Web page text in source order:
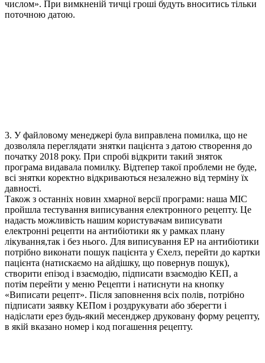
числом». При вимкненій тичці гроші будуть вноситись тільки
поточною датою.
3. У файловому менеджері була виправлена помилка, що не
дозволяла переглядати знятки пацієнта з датою створення до
початку 2018 року. При спробі відкрити такий зняток
програма видавала помилку. Відтепер такої проблеми не буде,
всі знятки коректно відкриваються незалежно від терміну їх
давності.
Також з останніх новин хмарної версії програми: наша МІС
пройшла тестування виписування електронного рецепту. Це
надасть можливість нашим користувачам виписувати
електронні рецепти на антибіотики як у рамках плану
лікування,так і без нього. Для виписування ЕР на антибіотики
потрібно виконати пошук пацієнта у Єхелз, перейти до картки
пацієнта (натискаємо на айдішку, що повернув пошук),
створити епізод і взаємодію, підписати взаємодію КЕП, а
потім перейти у меню Рецепти і натиснути на кнопку
«Виписати рецепт». Після заповнення всіх полів, потрібно
підписати заявку КЕПом і роздрукувати або зберегти і
надіслати ерез будь-який месенджер друковану форму рецепту,
в якій вказано номер і код погашення рецепту.